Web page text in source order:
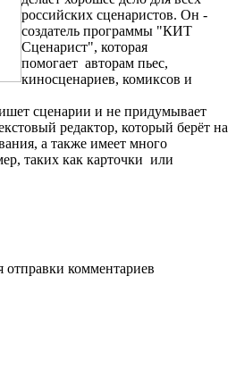
российских сценаристов. Он -
создатель программы "КИТ
Сценарист", которая
помогает авторам пьес,
киносценариев, комиксов и
сценарии и не придумывает
редактор, который берёт на
а также имеет много
таких как карточки или
отправки комментариев